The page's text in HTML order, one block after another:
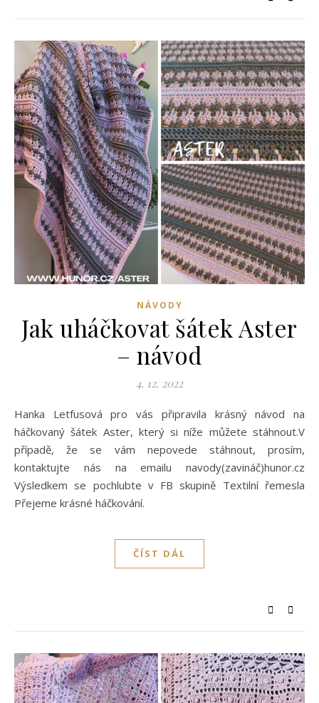
NÁVODY
Jak uháčkovat šátek Aster
– návod
4. 12. 2022
Hanka Letfusová pro vás připravila krásný návod na
háčkovaný šátek Aster, který si níže můžete stáhnout.V
případě, že se vám nepovede stáhnout, prosím,
kontaktujte nás na emailu navody(zavináč)hunor.cz
Výsledkem se pochlubte v FB skupině Textilní řemesla
Přejeme krásné háčkování.
ČÍST DÁL